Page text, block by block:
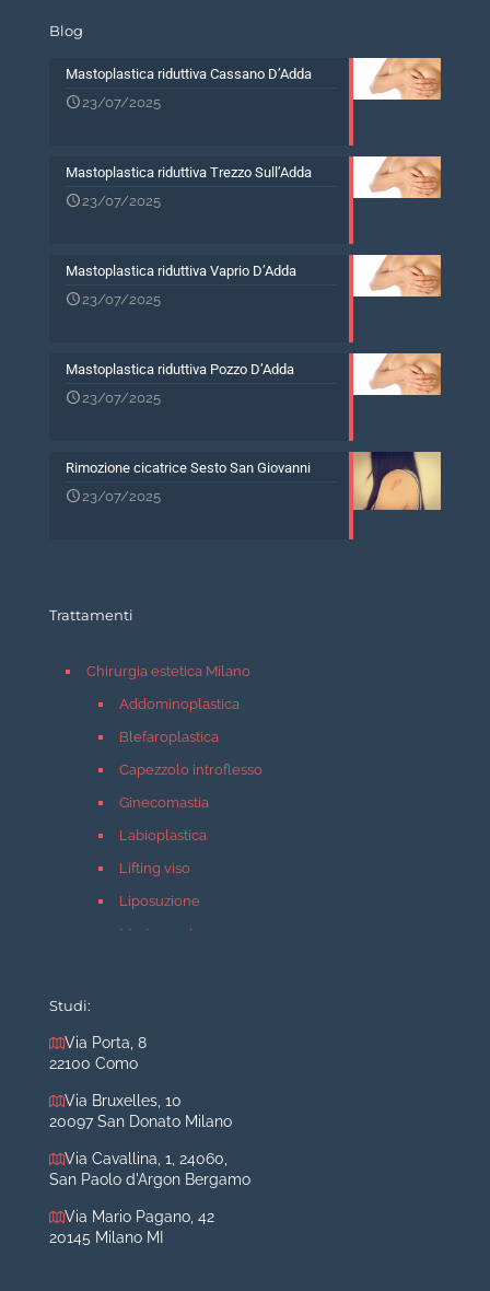
Blog
Mastoplastica riduttiva Cassano D’Adda
23/07/2025
Mastoplastica riduttiva Trezzo Sull’Adda
23/07/2025
Mastoplastica riduttiva Vaprio D’Adda
23/07/2025
Mastoplastica riduttiva Pozzo D’Adda
23/07/2025
Rimozione cicatrice Sesto San Giovanni
23/07/2025
Trattamenti
Chirurgia estetica Milano
Addominoplastica
Blefaroplastica
Capezzolo introflesso
Ginecomastia
Labioplastica
Lifting viso
Liposuzione
Mastopessi
Rinoplastica
Medicina estetica Milano
Acido ialuronico viso
Aumento labbra
Filler
Studi:
Via Porta, 8
22100 Como
Via Bruxelles, 10
20097 San Donato Milano
Via Cavallina, 1, 24060,
San Paolo d'Argon Bergamo
Via Mario Pagano, 42
20145 Milano MI